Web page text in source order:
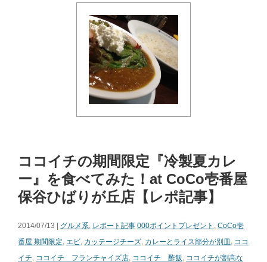
ココイチの期間限定『冷製夏カレ
ー』を食べてみた！at CoCo壱番屋
保谷ひばりが丘店【レポ記事】
2014/07/13 | グルメ系, レポート記事 000ポイントプレゼント , CoCo壱
番屋 期間限定, エビ, カッテージチーズ, カレーとライス部分が別皿 , ココ
イチ, ココイチ フランチャイズ店, ココイチ 酢飯, ココイチが割高な